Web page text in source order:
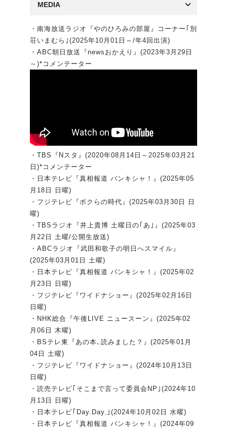
MEDIA
・南海放送ラジオ『やのひろみの部屋』コーナー｢別
荘いまむら｣(2025年10月01日～/年4回出演)
・ABC朝日放送『newsおかえり』(2023年3月29日
～)*コメンテーター
・TBS『Nスタ』(2020年08月14日～2025年03月21
日)*コメンテーター
・日本テレビ『真相報道 バンキシャ！』(2025年05
月18日 日曜)
・フジテレビ『ボクらの時代』(2025年03月30日 日
曜)
・TBSラジオ『井上貴博 土曜日の｢あ｣』(2025年03
月22日 土曜/公開生放送)
・ABCラジオ『武田和歌子の明日へスマイル』
(2025年03月01日 土曜)
・日本テレビ『真相報道 バンキシャ！』(2025年02
月23日 日曜)
・フジテレビ『ワイドナショー』(2025年02月16日
日曜)
・NHK総合『午後LIVE ニュースーン』(2025年02
月06日 木曜)
・BSテレ東『あの本､読みました？』(2025年01月
04日 土曜)
・フジテレビ『ワイドナショー』(2024年10月13日
日曜)
・読売テレビ｢そこまで言って委員会NP｣(2024年10
月13日 日曜)
・日本テレビ｢Day.Day.｣(2024年10月02日 水曜)
・日本テレビ『真相報道 バンキシャ！』(2024年09